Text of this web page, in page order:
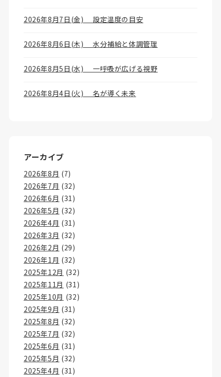
2026年8月7日(金) 設定温度の目安
2026年8月6日(木) 水分補給と体調管理
2026年8月5日(水) 一呼吸が広げる視野
2026年8月4日(火) 名が導く未来
アーカイブ
2026年8月 (7)
2026年7月 (32)
2026年6月 (31)
2026年5月 (32)
2026年4月 (31)
2026年3月 (32)
2026年2月 (29)
2026年1月 (32)
2025年12月 (32)
2025年11月 (31)
2025年10月 (32)
2025年9月 (31)
2025年8月 (32)
2025年7月 (32)
2025年6月 (31)
2025年5月 (32)
2025年4月 (31)